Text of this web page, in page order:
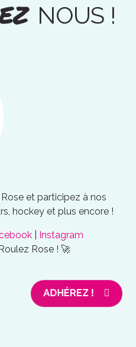
NOUS !
et participez à nos
hockey et plus encore !
Instagram
Rose ! 🚀
ADHÉREZ !